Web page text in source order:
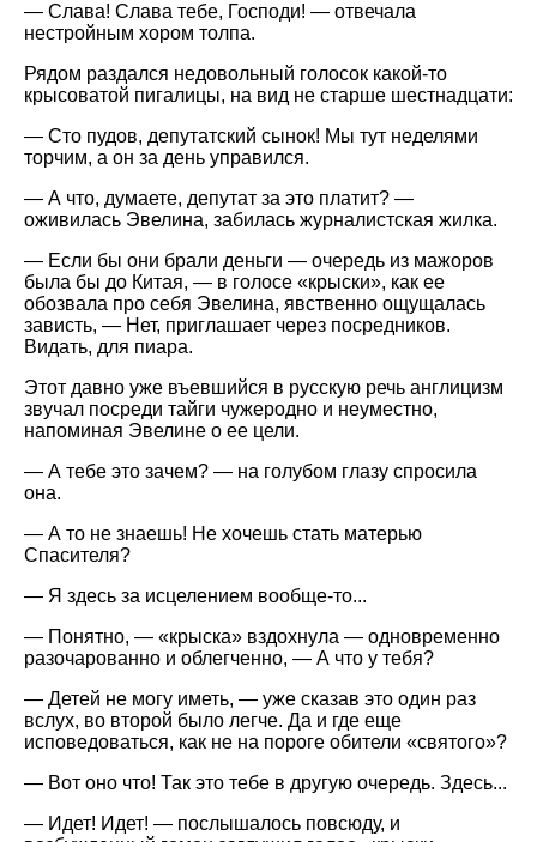
— Слава! Слава тебе, Господи! — отвечала
нестройным хором толпа.
Рядом раздался недовольный голосок какой-то
крысоватой пигалицы, на вид не старше шестнадцати:
— Сто пудов, депутатский сынок! Мы тут неделями
торчим, а он за день управился.
— А что, думаете, депутат за это платит? —
оживилась Эвелина, забилась журналистская жилка.
— Если бы они брали деньги — очередь из мажоров
была бы до Китая, — в голосе
крыски
, как ее
обозвала про себя Эвелина, явственно ощущалась
зависть, — Нет, приглашает через посредников.
Видать, для пиара.
Этот давно уже въевшийся в русскую речь англицизм
звучал посреди тайги чужеродно и неуместно,
напоминая Эвелине о ее цели.
— А тебе это зачем? — на голубом глазу спросила
она.
— А то не знаешь! Не хочешь стать матерью
Спасителя?
— Я здесь за исцелением вообще-то...
— Понятно, —
крыска
вздохнула — одновременно
разочарованно и облегченно, — А что у тебя?
— Детей не могу иметь, — уже сказав это один раз
вслух, во второй было легче. Да и где еще
исповедоваться, как не на пороге обители
святого ?
— Вот оно что! Так это тебе в другую очередь. Здесь...
— Идет! Идет! — послышалось повсюду, и